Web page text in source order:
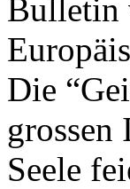
Bulletin
Die
grossen
Seele